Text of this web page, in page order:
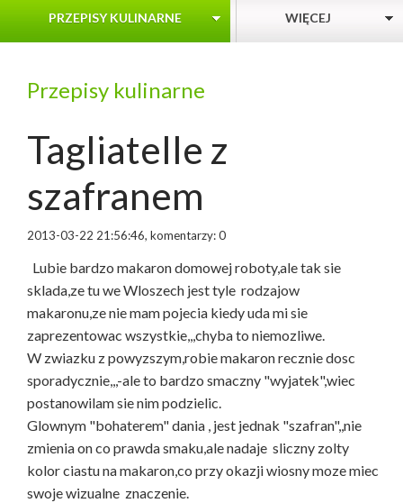
PRZEPISY KULINARNE WIĘCEJ
Przepisy kulinarne
Tagliatelle z
szafranem
2013-03-22 21:56:46, komentarzy: 0
Lubie bardzo makaron domowej roboty,ale tak sie
sklada,ze tu we Wloszech jest tyle rodzajow
makaronu,ze nie mam pojecia kiedy uda mi sie
zaprezentowac wszystkie,,,chyba to niemozliwe.
W zwiazku z powyzszym,robie makaron recznie dosc
sporadycznie,,,-ale to bardzo smaczny "wyjatek",wiec
postanowilam sie nim podzielic.
Glownym "bohaterem" dania , jest jednak "szafran",,nie
zmienia on co prawda smaku,ale nadaje sliczny zolty
kolor ciastu na makaron,co przy okazji wiosny moze miec
swoje wizualne znaczenie.